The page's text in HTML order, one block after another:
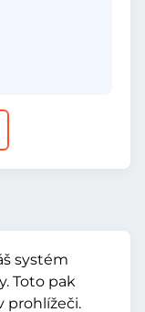
systém
Toto pak
prohlížeči.